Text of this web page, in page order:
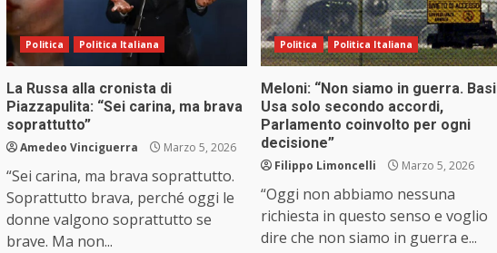
Politica Politica Italiana
La Russa alla cronista di
Piazzapulita: “Sei carina, ma brava
soprattutto”
Amedeo Vinciguerra Marzo 5, 2026
“Sei carina, ma brava soprattutto.
Soprattutto brava, perché oggi le
donne valgono soprattutto se
brave. Ma non...
Politica Politica Italiana
Meloni: “Non siamo in guerra. Basi
Usa solo secondo accordi,
Parlamento coinvolto per ogni
decisione”
Filippo Limoncelli Marzo 5, 2026
“Oggi non abbiamo nessuna
richiesta in questo senso e voglio
dire che non siamo in guerra e...